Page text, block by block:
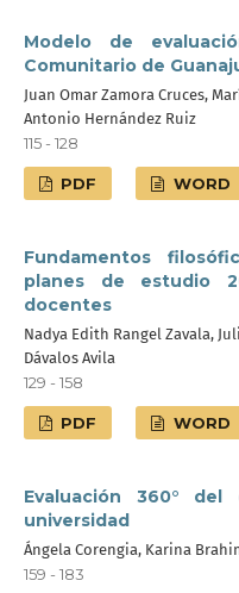
Modelo de
Comunitario de
Juan Omar Zamora Cruces,
Antonio Hernández Ruiz
115 - 128
PDF WORD
Fundamentos
planes de estudio
docentes
Nadya Edith Rangel Zavala,
Dávalos Avila
129 - 158
PDF WORD
Evaluación 360°
universidad
Ángela Corengia, Karina
159 - 183